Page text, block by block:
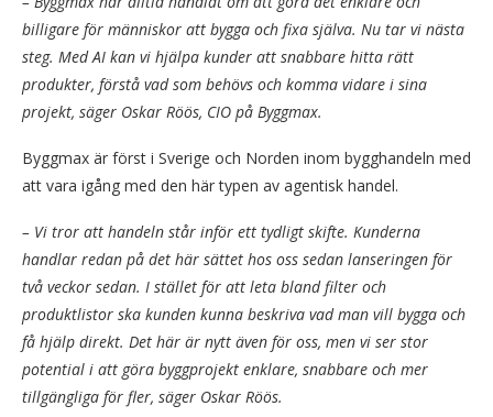
billigare för människor att bygga och fixa själva. Nu tar vi nästa
steg. Med AI kan vi hjälpa kunder att snabbare hitta rätt
produkter, förstå vad som behövs och komma vidare i sina
projekt, säger Oskar Röös, CIO på Byggmax.
Byggmax är först i Sverige och Norden inom bygghandeln med
att vara igång med den här typen av agentisk handel.
– Vi tror att handeln står inför ett tydligt skifte. Kunderna
handlar redan på det här sättet hos oss sedan lanseringen för
två veckor sedan. I stället för att leta bland filter och
produktlistor ska kunden kunna beskriva vad man vill bygga och
få hjälp direkt. Det här är nytt även för oss, men vi ser stor
potential i att göra byggprojekt enklare, snabbare och mer
tillgängliga för fler, säger Oskar Röös.